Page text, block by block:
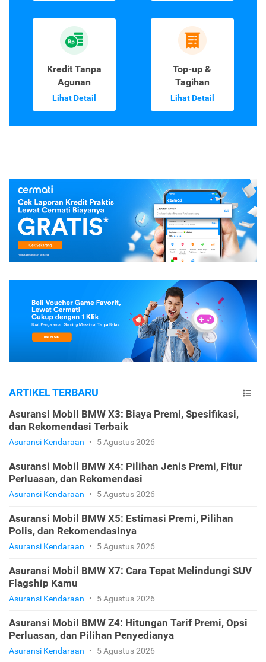
Kredit Tanpa
Agunan
Lihat Detail
Top-up &
Tagihan
Lihat Detail
ARTIKEL TERBARU
Asuransi Mobil BMW X3: Biaya Premi, Spesifikasi,
dan Rekomendasi Terbaik
Asuransi Kendaraan • 5 Agustus 2026
Asuransi Mobil BMW X4: Pilihan Jenis Premi, Fitur
Perluasan, dan Rekomendasi
Asuransi Kendaraan • 5 Agustus 2026
Asuransi Mobil BMW X5: Estimasi Premi, Pilihan
Polis, dan Rekomendasinya
Asuransi Kendaraan • 5 Agustus 2026
Asuransi Mobil BMW X7: Cara Tepat Melindungi SUV
Flagship Kamu
Asuransi Kendaraan • 5 Agustus 2026
Asuransi Mobil BMW Z4: Hitungan Tarif Premi, Opsi
Perluasan, dan Pilihan Penyedianya
Asuransi Kendaraan • 5 Agustus 2026